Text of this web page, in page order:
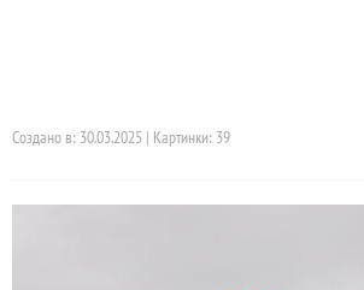
Создано в: 30.03.2025 | Картинки: 39